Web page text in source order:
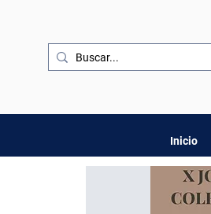
Inicio